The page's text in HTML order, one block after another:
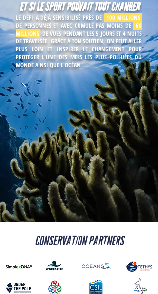
ET SI LE SPORT POUVAIT TOUT CHANGER
LE DÉFI A DÉJÀ SENSIBILISÉ PRÈS DE 100 MILLIONS
DE PERSONNES ET AVEC CUMULÉ PAS MOINS DE 60
MILLIONS DE VUES PENDANT LES 5 JOURS ET 4 NUITS
DE TRAVERSÉE. GRÂCE À TON SOUTIEN, ON PEUT ALLER
PLUS LOIN ET INSPIRER LE CHANGEMENT POUR
PROTÉGER L'UNE DES MERS LES PLUS POLLUÉES DU
MONDE AINSI QUE L'OCÉAN
CONSERVATION PARTNERS